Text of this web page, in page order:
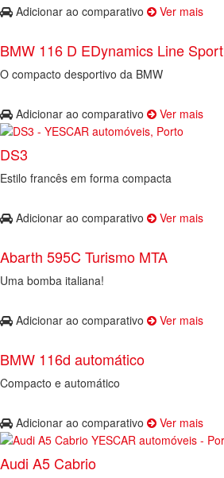
Adicionar ao comparativo Ver mais
BMW 116 D EDynamics Line Sport
O compacto desportivo da BMW
Adicionar ao comparativo Ver mais
DS3
Estilo francês em forma compacta
Adicionar ao comparativo Ver mais
Abarth 595C Turismo MTA
Uma bomba italiana!
Adicionar ao comparativo Ver mais
BMW 116d automático
Compacto e automático
Adicionar ao comparativo Ver mais
Audi A5 Cabrio